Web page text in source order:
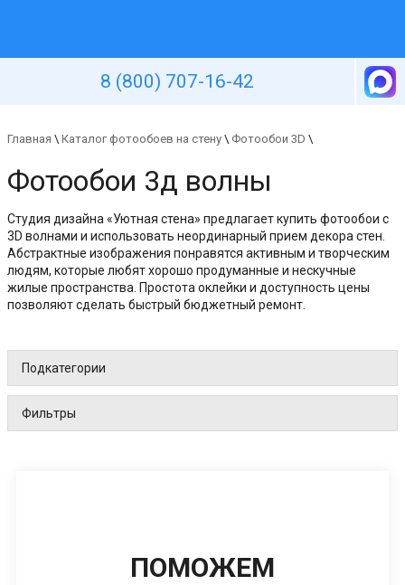
8 (800) 707-16-42
Главная \ Каталог фотообоев на стену \ Фотообои 3D \
Фотообои 3д волны
Студия дизайна «Уютная стена» предлагает купить фотообои с
3D волнами и использовать неординарный прием декора стен.
Абстрактные изображения понравятся активным и творческим
людям, которые любят хорошо продуманные и нескучные
жилые пространства. Простота оклейки и доступность цены
позволяют сделать быстрый бюджетный ремонт.
Подкатегории
Фильтры
ПОМОЖЕМ